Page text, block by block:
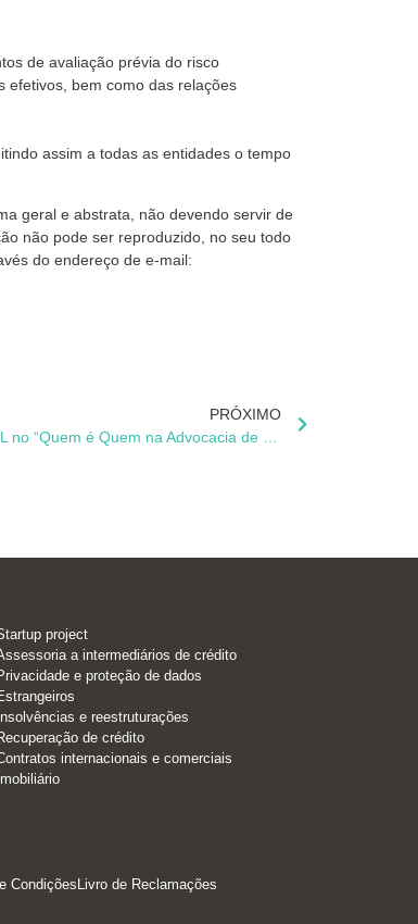
de avaliação prévia do risco
efetivos, bem como das relações
assim a todas as entidades o tempo
geral e abstrata, não devendo servir de
não pode ser reproduzido, no seu todo
do endereço de e-mail:
PRÓXIMO
project
a intermediários de crédito
e proteção de dados
e reestruturações
de crédito
internacionais e comerciais
Condições Livro de Reclamações